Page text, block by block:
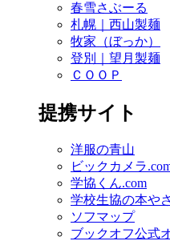
春雪さぶーる
札幌｜西山製麺
牧家（ぼっか）
登別｜望月製麺
ＣＯＯＰ
提携サイト
洋服の青山
ビックカメラ
学協くん.com
学校生協の本や
ソフマップ
ブックオフ公式